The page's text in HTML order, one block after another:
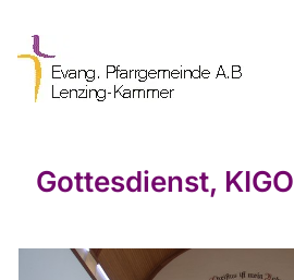
Gottesdienst, KIGO